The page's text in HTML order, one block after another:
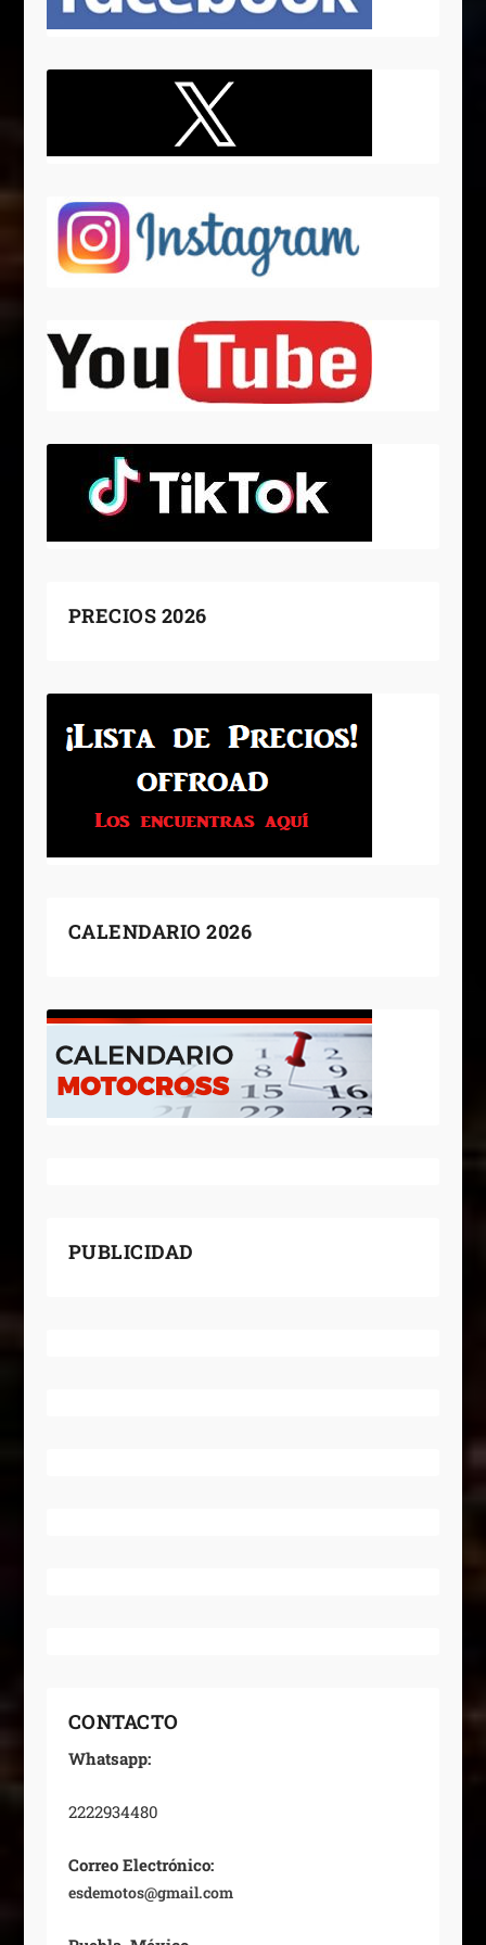
PRECIOS 2026
CALENDARIO 2026
PUBLICIDAD
CONTACTO
Whatsapp:
2222934480
Correo Electrónico:
esdemotos@gmail.com